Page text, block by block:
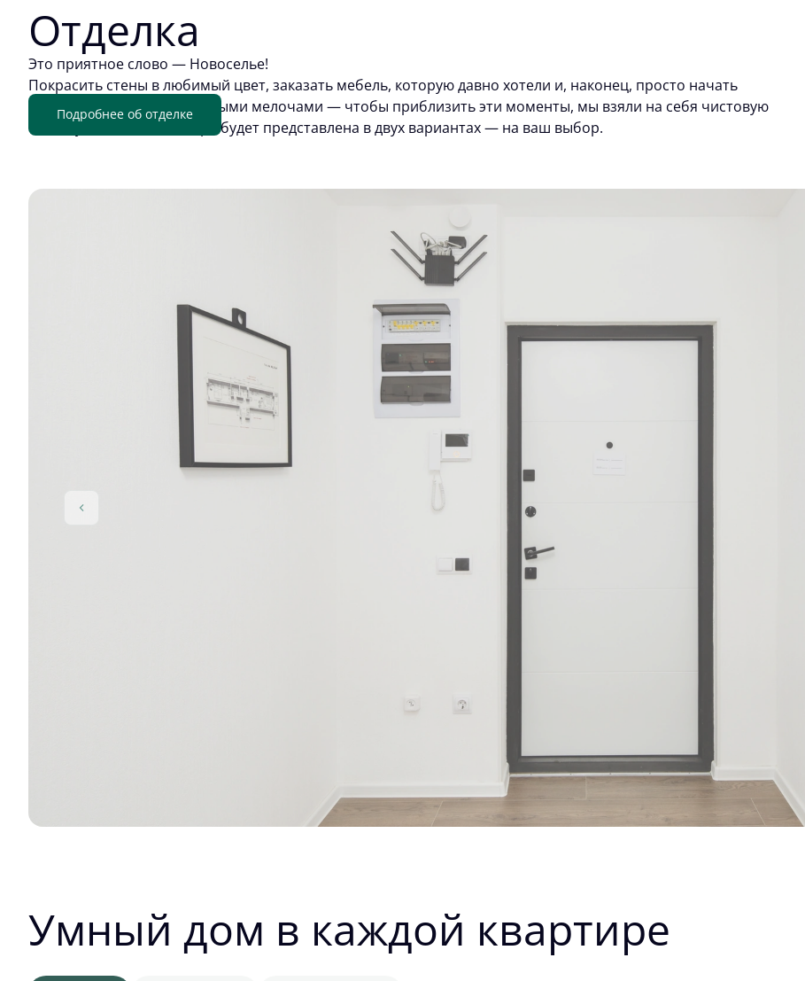
Отделка
Это приятное слово — Новоселье!
Покрасить стены в любимый цвет, заказать мебель, которую давно хотели и, наконец, просто начать
обживать квартиру приятными мелочами — чтобы приблизить эти моменты, мы взяли на себя чистовую
отделку. Цветовая палитра будет представлена в двух вариантах — на ваш выбор.
Подробнее об отделке
Умный дом в каждой квартире